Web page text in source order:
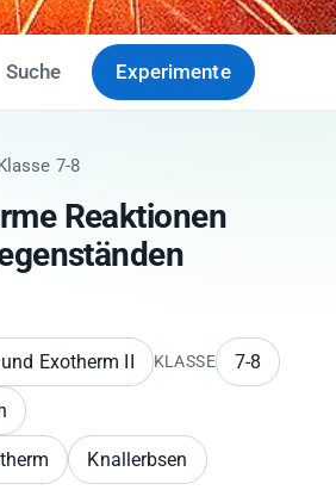
Suche Experimente
7-8
Reaktionen
Exotherm II KLASSE 7-8
Knallerbsen